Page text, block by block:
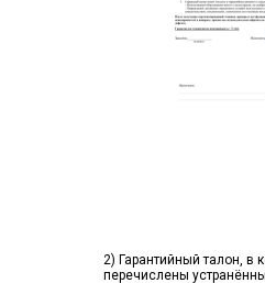
2) Гарантийный талон, в
перечислены